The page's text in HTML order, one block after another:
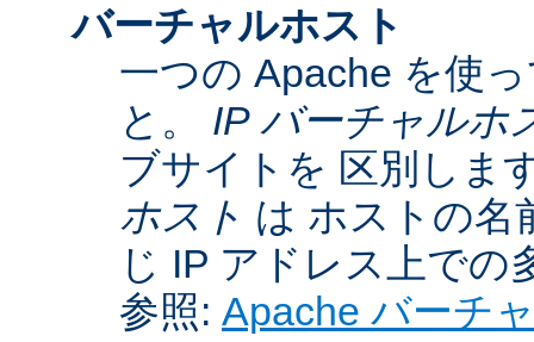
バーチャルホスト
一つの Apache を使
と。 IP バーチャルホ
ブサイトを 区別しま
ホスト は ホストの名
じ IP アドレス上で
参照: Apache バーチ